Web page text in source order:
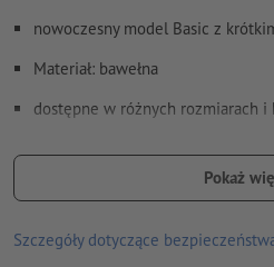
nowoczesny model Basic z
Materiał: bawełna
dostępne w różnych rozmiarach i
Gramatura: 145 g/m²
Pokaż
Szczegóły dotyczące